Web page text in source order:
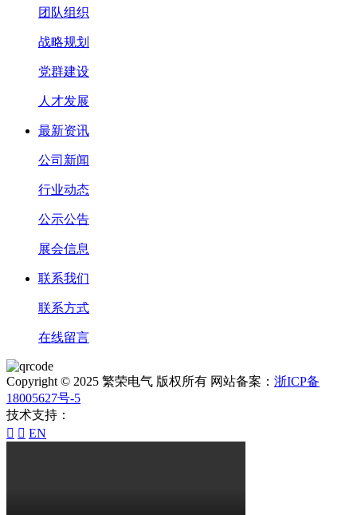
团队组织
战略规划
党群建设
人才发展
最新资讯
公司新闻
行业动态
公示公告
展会信息
联系我们
联系方式
在线留言
Copyright © 2025 繁荣电气 版权所有 网站备案： 浙ICP备
18005627号-5
技术支持：
  EN